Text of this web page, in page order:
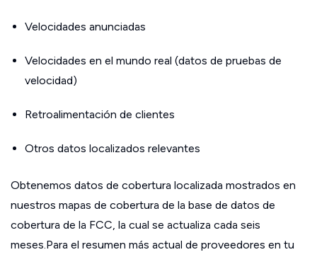
Velocidades anunciadas
Velocidades en el mundo real (datos de pruebas de
velocidad)
Retroalimentación de clientes
Otros datos localizados relevantes
Obtenemos datos de cobertura localizada mostrados en
nuestros mapas de cobertura de la base de datos de
cobertura de la FCC, la cual se actualiza cada seis
meses.Para el resumen más actual de proveedores en tu